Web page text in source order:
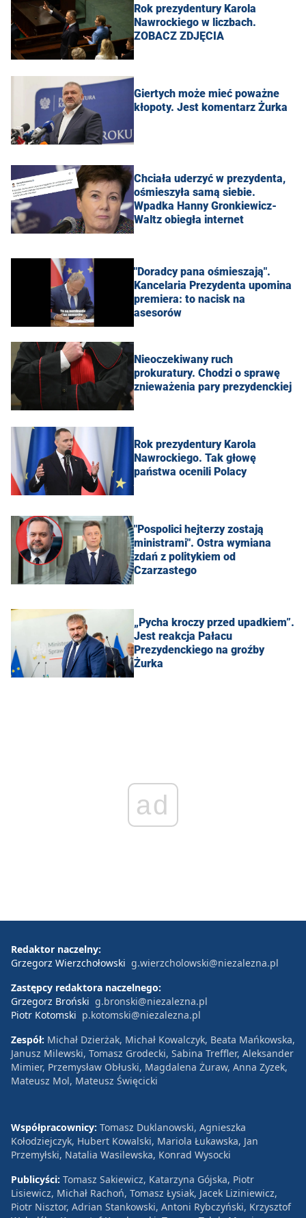
Rok prezydentury Karola
Nawrockiego w liczbach.
ZOBACZ ZDJĘCIA
Giertych może mieć poważne
kłopoty. Jest komentarz Żurka
Chciała uderzyć w prezydenta,
ośmieszyła samą siebie.
Wpadka Hanny Gronkiewicz-
Waltz obiegła internet
"Doradcy pana ośmieszają".
Kancelaria Prezydenta upomina
premiera: to nacisk na
asesorów
Nieoczekiwany ruch
prokuratury. Chodzi o sprawę
znieważenia pary prezydenckiej
Rok prezydentury Karola
Nawrockiego. Tak głowę
państwa ocenili Polacy
"Pospolici hejterzy zostają
ministrami". Ostra wymiana
zdań z politykiem od
Czarzastego
„Pycha kroczy przed upadkiem”.
Jest reakcja Pałacu
Prezydenckiego na groźby
Żurka
ad
Redaktor naczelny:
Grzegorz Wierzchołowski g.wierzcholowski@niezalezna.pl
Zastępcy redaktora naczelnego:
Grzegorz Broński g.bronski@niezalezna.pl
Piotr Kotomski p.kotomski@niezalezna.pl
Zespół: Michał Dzierżak, Michał Kowalczyk, Beata Mańkowska,
Janusz Milewski, Tomasz Grodecki, Sabina Treffler, Aleksander
Mimier, Przemysław Obłuski, Magdalena Żuraw, Anna Zyzek,
Mateusz Mol, Mateusz Święcicki
Współpracownicy: Tomasz Duklanowski, Agnieszka
Kołodziejczyk, Hubert Kowalski, Mariola Łukawska, Jan
Przemyłski, Natalia Wasilewska, Konrad Wysocki
Publicyści: Tomasz Sakiewicz, Katarzyna Gójska, Piotr
Lisiewicz, Michał Rachoń, Tomasz Łysiak, Jacek Liziniewicz,
Piotr Nisztor, Adrian Stankowski, Antoni Rybczyński, Krzysztof